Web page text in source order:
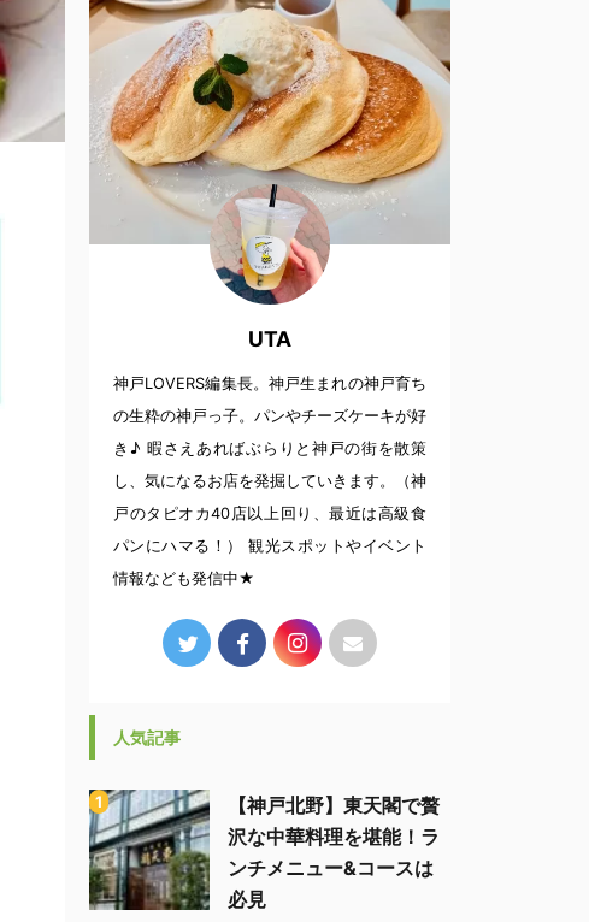
UTA
神戸LOVERS編集長。神戸生まれの神戸育ち
の生粋の神戸っ子。パンやチーズケーキが好
き♪ 暇さえあればぶらりと神戸の街を散策
し、気になるお店を発掘していきます。（神
戸のタピオカ40店以上回り、最近は高級食
パンにハマる！） 観光スポットやイベント
情報なども発信中★
人気記事
【神戸北野】東天閣で贅
沢な中華料理を堪能！ラ
ンチメニュー&コースは
必見